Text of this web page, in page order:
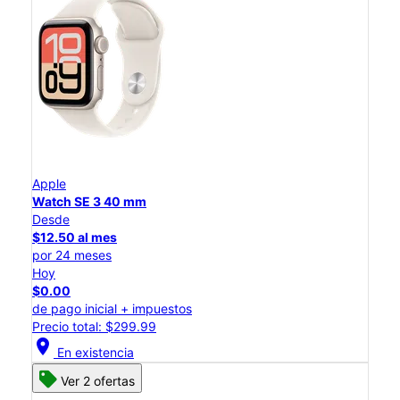
Apple
Watch SE 3 40 mm
Desde
$12.50 al mes
por 24 meses
Hoy
$0.00
de pago inicial + impuestos
Precio total: $299.99
location_on En existencia
Ver 2 ofertas